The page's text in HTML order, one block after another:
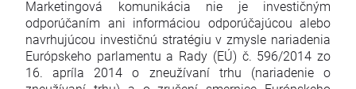
Marketingová komunikácia nie je investičným
odporúčaním ani informáciou odporúčajúcou alebo
navrhujúcou investičnú stratégiu v zmysle nariadenia
Európskeho parlamentu a Rady (EÚ) č. 596/2014 zo
16. apríla 2014 o zneužívaní trhu (nariadenie o